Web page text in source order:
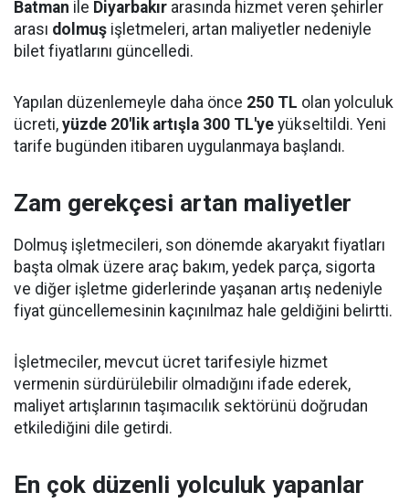
Batman ile Diyarbakır arasında hizmet veren şehirler
arası dolmuş işletmeleri, artan maliyetler nedeniyle
bilet fiyatlarını güncelledi.
Yapılan düzenlemeyle daha önce 250 TL olan yolculuk
ücreti, yüzde 20'lik artışla 300 TL'ye yükseltildi. Yeni
tarife bugünden itibaren uygulanmaya başlandı.
Zam gerekçesi artan maliyetler
Dolmuş işletmecileri, son dönemde akaryakıt fiyatları
başta olmak üzere araç bakım, yedek parça, sigorta
ve diğer işletme giderlerinde yaşanan artış nedeniyle
fiyat güncellemesinin kaçınılmaz hale geldiğini belirtti.
İşletmeciler, mevcut ücret tarifesiyle hizmet
vermenin sürdürülebilir olmadığını ifade ederek,
maliyet artışlarının taşımacılık sektörünü doğrudan
etkilediğini dile getirdi.
En çok düzenli yolculuk yapanlar